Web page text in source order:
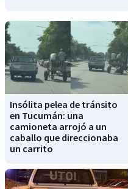
Insólita pelea de tránsito
en Tucumán: una
camioneta arrojó a un
caballo que direccionaba
un carrito